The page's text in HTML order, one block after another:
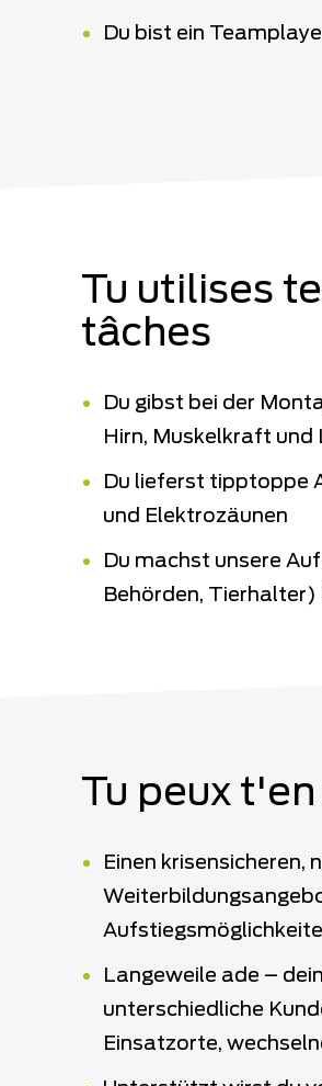
Du bist ein
Tu utilises
tâches
Du gibst bei der
Hirn, Muskelkraft
Du lieferst tipptoppe
und Elektrozäunen
Du machst unsere
Behörden,
Tu peux
Einen
Langeweile ade –
unterschiedliche
Einsatzorte,